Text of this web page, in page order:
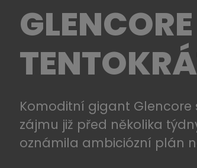
Komoditní gigant
zájmu již před několika
oznámila ambiciózní plán